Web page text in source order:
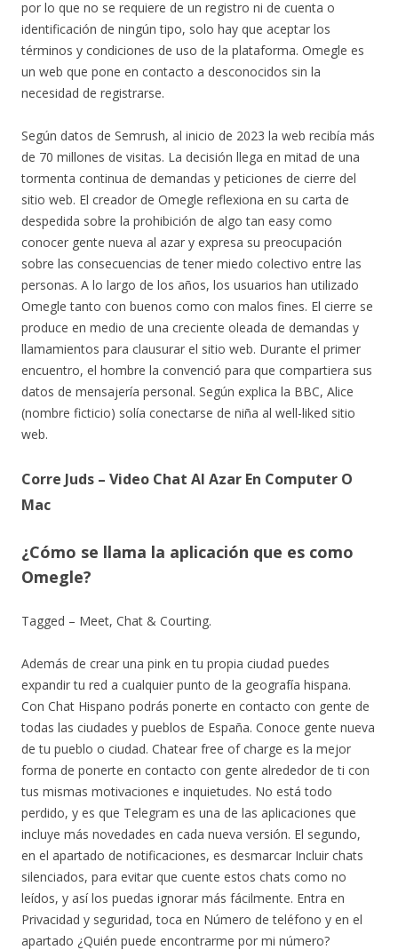
por lo que no se requiere de un registro ni de cuenta o
identificación de ningún tipo, solo hay que aceptar los
términos y condiciones de uso de la plataforma. Omegle es
un web que pone en contacto a desconocidos sin la
necesidad de registrarse.
Según datos de Semrush, al inicio de 2023 la web recibía más
de 70 millones de visitas. La decisión llega en mitad de una
tormenta continua de demandas y peticiones de cierre del
sitio web. El creador de Omegle reflexiona en su carta de
despedida sobre la prohibición de algo tan easy como
conocer gente nueva al azar y expresa su preocupación
sobre las consecuencias de tener miedo colectivo entre las
personas. A lo largo de los años, los usuarios han utilizado
Omegle tanto con buenos como con malos fines. El cierre se
produce en medio de una creciente oleada de demandas y
llamamientos para clausurar el sitio web. Durante el primer
encuentro, el hombre la convenció para que compartiera sus
datos de mensajería personal. Según explica la BBC, Alice
(nombre ficticio) solía conectarse de niña al well-liked sitio
web.
Corre Juds – Video Chat Al Azar En Computer O
Mac
¿Cómo se llama la aplicación que es como
Omegle?
Tagged – Meet, Chat & Courting.
Además de crear una pink en tu propia ciudad puedes
expandir tu red a cualquier punto de la geografía hispana.
Con Chat Hispano podrás ponerte en contacto con gente de
todas las ciudades y pueblos de España. Conoce gente nueva
de tu pueblo o ciudad. Chatear free of charge es la mejor
forma de ponerte en contacto con gente alrededor de ti con
tus mismas motivaciones e inquietudes. No está todo
perdido, y es que Telegram es una de las aplicaciones que
incluye más novedades en cada nueva versión. El segundo,
en el apartado de notificaciones, es desmarcar Incluir chats
silenciados, para evitar que cuente estos chats como no
leídos, y así los puedas ignorar más fácilmente. Entra en
Privacidad y seguridad, toca en Número de teléfono y en el
apartado ¿Quién puede encontrarme por mi número?